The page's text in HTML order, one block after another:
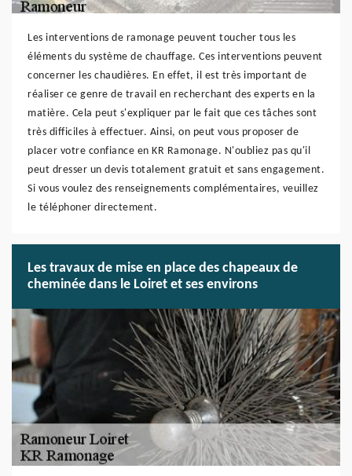
Les interventions de ramonage peuvent toucher tous les
éléments du système de chauffage. Ces interventions peuvent
concerner les chaudières. En effet, il est très important de
réaliser ce genre de travail en recherchant des experts en la
matière. Cela peut s'expliquer par le fait que ces tâches sont
très difficiles à effectuer. Ainsi, on peut vous proposer de
placer votre confiance en KR Ramonage. N'oubliez pas qu'il
peut dresser un devis totalement gratuit et sans engagement.
Si vous voulez des renseignements complémentaires, veuillez
le téléphoner directement.
Les travaux de mise en place des chapeaux de
cheminée dans le Loiret et ses environs